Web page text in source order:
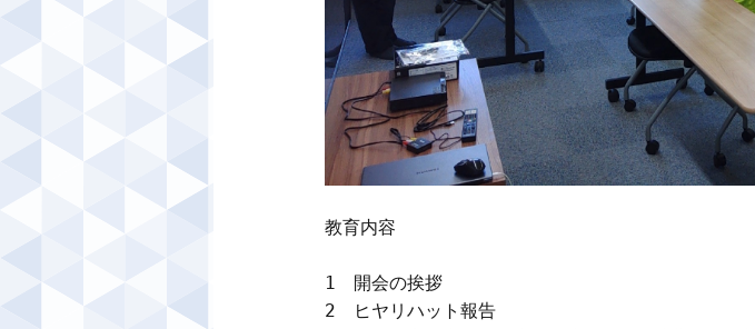
教育内容
1　開会の挨拶
2　ヒヤリハット報告